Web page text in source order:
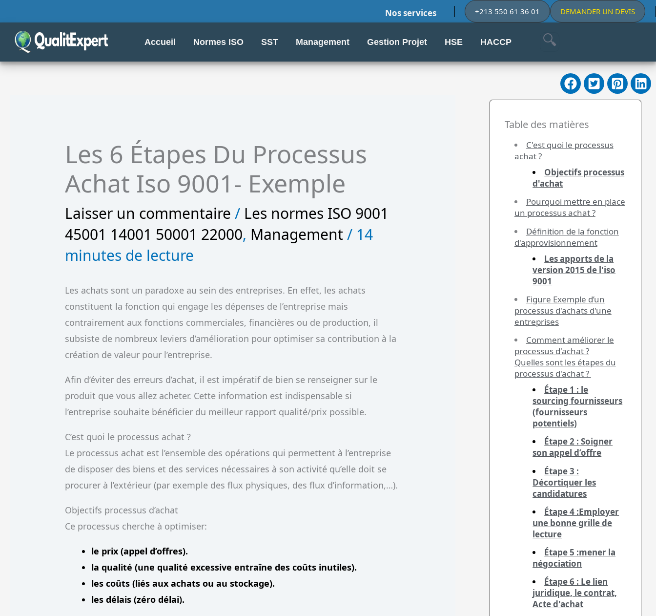
au
contenu
Nos services +213 550 61 36 01 DEMANDER UN DEVIS
Accueil Normes ISO SST Management Gestion Projet HSE HACCP
Les 6 Étapes Du Processus
Achat Iso 9001- Exemple
Laisser un commentaire / Les normes ISO 9001
45001 14001 50001 22000, Management/ 14
minutes de lecture
Les achats sont un paradoxe au sein des entreprises. En effet, les achats
constituent la fonction qui engage les dépenses de l’entreprise mais
contrairement aux fonctions commerciales, financières ou de production, il
subsiste de nombreux leviers d’amélioration pour optimiser sa contribution à la
création de valeur pour l’entreprise.
Afin d’éviter des erreurs d’achat, il est impératif de bien se renseigner sur le
produit que vous allez acheter. Cette information est indispensable si
l’entreprise souhaite bénéficier du meilleur rapport qualité/prix possible.
C’est quoi le processus achat ?
Le processus achat est l’ensemble des opérations qui permettent à l’entreprise
de disposer des biens et des services nécessaires à son activité qu’elle doit se
procurer à l’extérieur (par exemple des flux physiques, des flux d’information,…).
Objectifs processus d’achat
Ce processus cherche à optimiser:
le prix (appel d’offres).
la qualité (une qualité excessive entraîne des coûts inutiles).
les coûts (liés aux achats ou au stockage).
les délais (zéro délai).
Table des matières
C'est quoi le processus
achat ?
Objectifs processus
d'achat
Pourquoi mettre en place
un processus achat ?
Définition de la fonction
d'approvisionnement
Les apports de la
version 2015 de l'iso
9001
Figure Exemple d’un
processus d'achats d'une
entreprises
Comment améliorer le
processus d'achat ?
Quelles sont les étapes du
processus d'achat ?
Étape 1 : le
sourcing fournisseurs
(fournisseurs
potentiels)
Étape 2 : Soigner
son appel d’offre
Étape 3 :
Décortiquer les
candidatures
Étape 4 :Employer
une bonne grille de
lecture
Étape 5 :mener la
négociation
Étape 6 : Le lien
juridique, le contrat,
Acte d'achat